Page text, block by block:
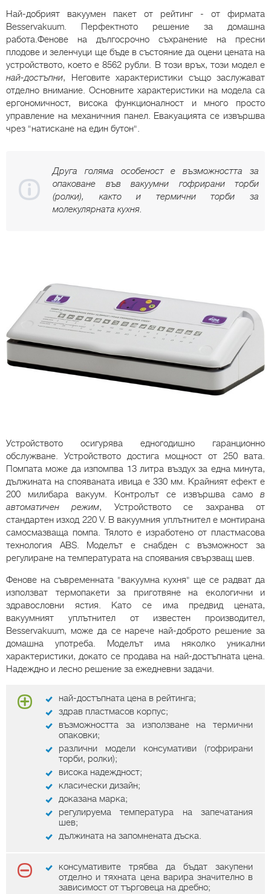
Най-добрият вакуумен пакет от рейтинг - от фирмата
Besservakuum. Перфектното решение за домашна
работа.Фенове на дългосрочно съхранение на пресни
плодове и зеленчуци ще бъде в състояние да оцени цената на
устройството, което е 8562 рубли. В този връх, този модел е
най-достъпни, Неговите характеристики също заслужават
отделно внимание. Основните характеристики на модела са
ергономичност, висока функционалност и много просто
управление на механичния панел. Евакуацията се извършва
чрез "натискане на един бутон".
Друга голяма особеност е възможността за
опаковане във вакуумни гофрирани торби
(ролки), както и термични торби за
молекулярната кухня.
Устройството осигурява едногодишно гаранционно
обслужване. Устройството достига мощност от 250 вата.
Помпата може да изпомпва 13 литра въздух за една минута,
дължината на спояваната ивица е 330 мм. Крайният ефект е
200 милибара вакуум. Контролът се извършва само в
автоматичен режим, Устройството се захранва от
стандартен изход 220 V. В вакуумния уплътнител е монтирана
самосмазваща помпа. Тялото е изработено от пластмасова
технология ABS. Моделът е снабден с възможност за
регулиране на температурата на споявания свързващ шев.
Фенове на съвременната "вакуумна кухня" ще се радват да
използват термопакети за приготвяне на екологични и
здравословни ястия. Като се има предвид цената,
вакуумният уплътнител от известен производител,
Besservakuum, може да се нарече най-доброто решение за
домашна употреба. Моделът има няколко уникални
характеристики, докато се продава на най-достъпната цена.
Надеждно и лесно решение за ежедневни задачи.
най-достъпната цена в рейтинга;
здрав пластмасов корпус;
възможността за използване на термични
опаковки;
различни модели консумативи (гофрирани
торби, ролки);
висока надеждност;
класически дизайн;
доказана марка;
регулируема температура на запечатания
шев;
дължината на запомнената дъска.
консумативите трябва да бъдат закупени
отделно и тяхната цена варира значително в
зависимост от търговеца на дребно;